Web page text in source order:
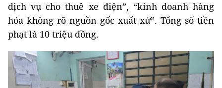
dịch vụ cho thuê xe điện”, “kinh doanh hàng
hóa không rõ nguồn gốc xuất xứ”. Tổng số tiền
phạt là 10 triệu đồng.